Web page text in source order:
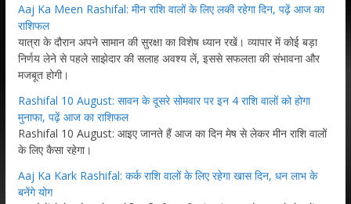
Aaj Ka Meen Rashifal: मीन राशि वालों के लिए लकी रहेगा दिन, पढ़ें आज का
राशिफल
यात्रा के दौरान अपने सामान की सुरक्षा का विशेष ध्यान रखें। व्यापार में कोई बड़ा
निर्णय लेने से पहले साझेदार की सलाह अवश्य लें, इससे सफलता की संभावना और
मजबूत होगी।
Rashifal 10 August: सावन के दूसरे सोमवार पर इन 4 राशि वालों को होगा
मुनाफा, पढ़ें आज का राशिफल
Rashifal 10 August: आइए जानते हैं आज का दिन मेष से लेकर मीन राशि वालों
के लिए कैसा रहेगा।
Aaj Ka Kark Rashifal: कर्क राशि वालों के लिए रहेगा खास दिन, धन लाभ के
बनेंगे योग